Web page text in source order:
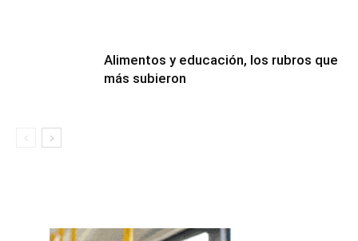
Alimentos y educación, los rubros que
más subieron